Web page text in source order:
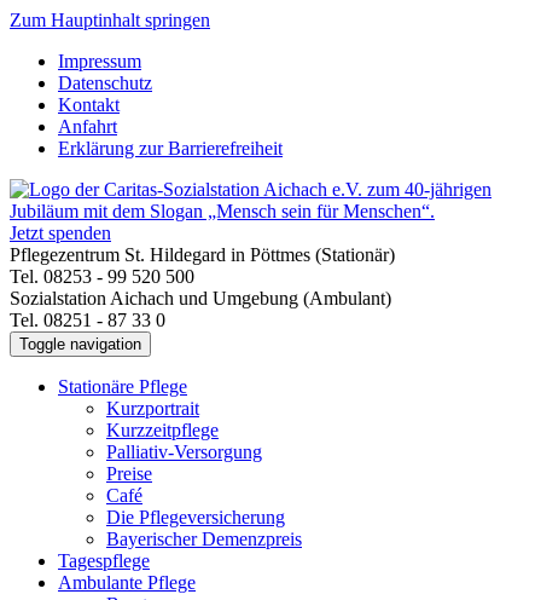
Zum Hauptinhalt springen
Impressum
Datenschutz
Kontakt
Anfahrt
Erklärung zur Barrierefreiheit
Jetzt spenden
Pflegezentrum St. Hildegard in Pöttmes (Stationär)
Tel. 08253 - 99 520 500
Sozialstation Aichach und Umgebung (Ambulant)
Tel. 08251 - 87 33 0
Toggle navigation
Stationäre Pflege
Kurzportrait
Kurzzeitpflege
Palliativ-Versorgung
Preise
Café
Die Pflegeversicherung
Bayerischer Demenzpreis
Tagespflege
Ambulante Pflege